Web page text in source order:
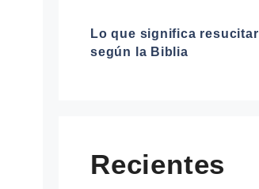
Lo que significa resucitar
según la Biblia
Recientes